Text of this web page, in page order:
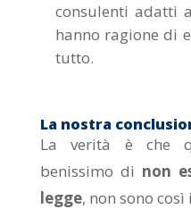
consulenti adatti
hanno ragione di
tutto.
La nostra
La verità è che
benissimo di non
legge, non sono